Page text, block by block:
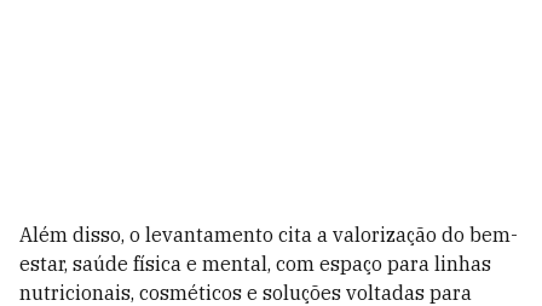
Além disso, o levantamento cita a valorização do bem-
estar, saúde física e mental, com espaço para linhas
nutricionais, cosméticos e soluções voltadas para